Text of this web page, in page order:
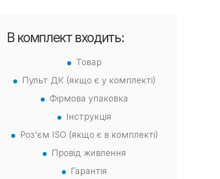
В комплект входить:
Товар
Пульт ДК (якщо є у комплекті)
Фірмова упаковка
Інструкція
Роз'єм ISO (якщо є в комплекті)
Провід живлення
Гарантія